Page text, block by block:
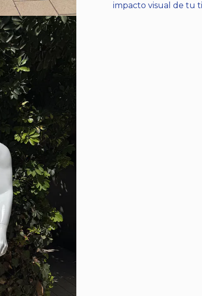
impacto visual de tu